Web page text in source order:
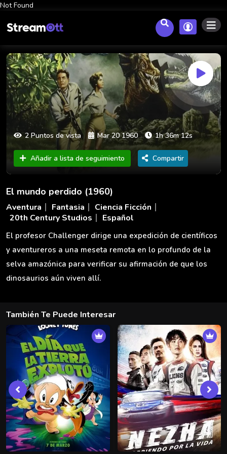
Not Found
2 Puntos de vista Mar 20 1960 1h 36m 12s
Añadir a lista de seguimiento Compartir
El mundo perdido (1960)
Aventura Fantasia
Ciencia Ficción
20th Century Studios
Español
El profesor Challenger dirige una expedición de científicos
y aventureros a una meseta remota en lo profundo de la
selva amazónica para verificar su afirmación de que los
dinosaurios aún viven allí.
También Te Puede Interesar